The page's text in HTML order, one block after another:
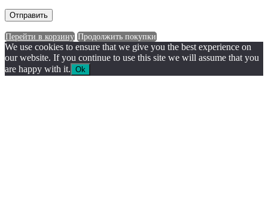
Перейти в корзину Продолжить покупки
We use cookies to ensure that we give you the best experience on
our website. If you continue to use this site we will assume that you
are happy with it. Ok